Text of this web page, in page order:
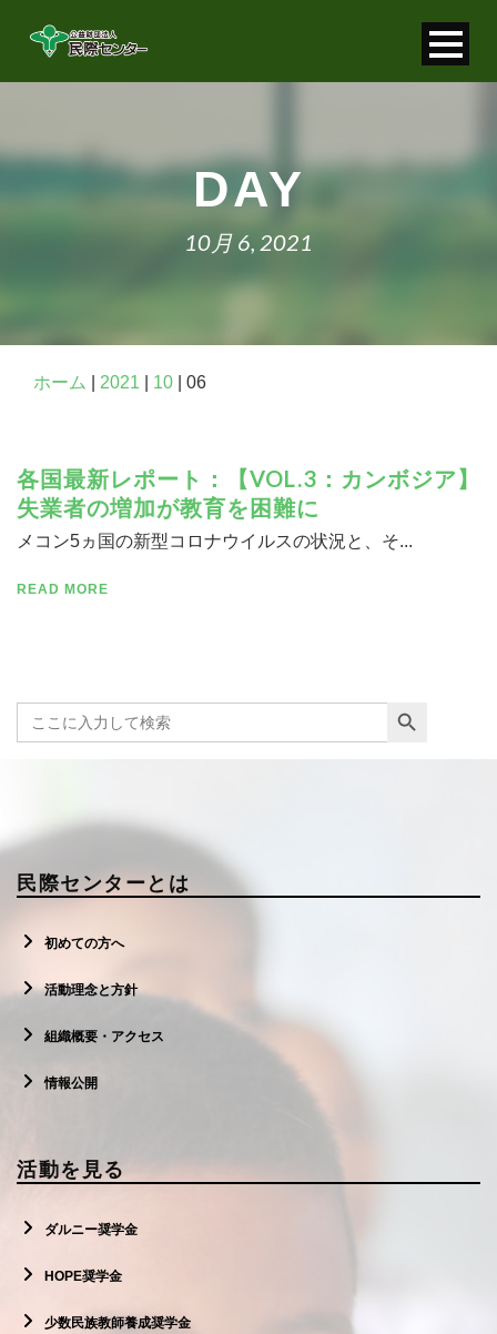
お問い合わせ
DAY
10月 6, 2021
ホーム 2021 10 06
各国最新レポート：【VOL.3：カンボジア】
失業者の増加が教育を困難に
メコン5ヵ国の新型コロナウイルスの状況と、そ...
READ MORE
Search
for:
Search Button
民際センターとは
初めての方へ
活動理念と方針
組織概要・アクセス
情報公開
活動を見る
ダルニー奨学金
HOPE奨学金
少数民族教師養成奨学金